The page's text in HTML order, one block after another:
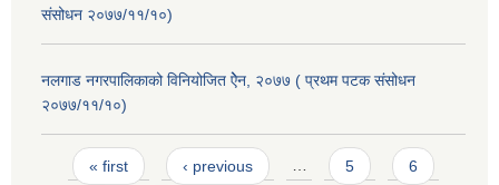
संसोधन २०७७/११/१०)
नलगाड नगरपालिकाको विनियोजित ऐेन, २०७७ ( प्रथम पटक संसोधन
२०७७/११/१०)
Pages
« first ‹ previous … 5 6